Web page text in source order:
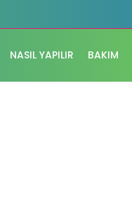
NASIL YAPILIR BAKIM